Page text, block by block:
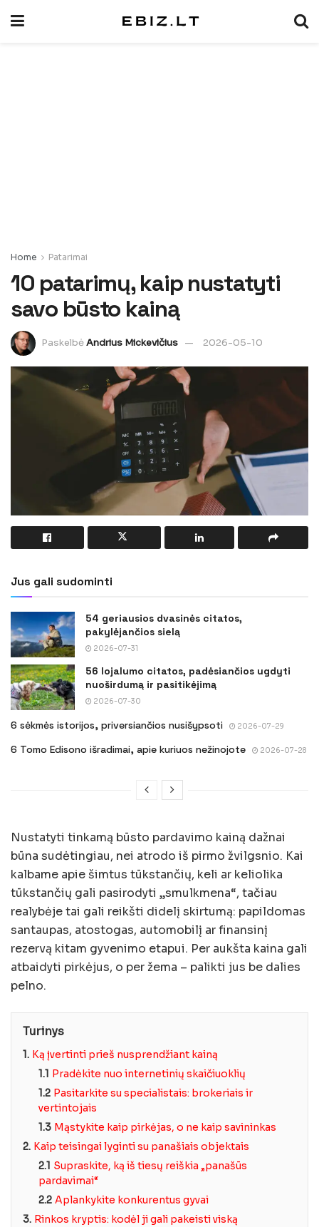
Home Patarimai
10 patarimų, kaip nustatyti
savo būsto kainą
PaskelbėAndrius Mickevičius 2026-05-10
Jus gali sudominti
54 geriausios dvasinės citatos,
pakylėjančios sielą
2026-07-31
56 lojalumo citatos, padėsiančios ugdyti
nuoširdumą ir pasitikėjimą
2026-07-30
6 sėkmės istorijos, priversiančios nusišypsoti 2026-07-29
6 Tomo Edisono išradimai, apie kuriuos nežinojote 2026-07-28
Nustatyti tinkamą būsto pardavimo kainą dažnai
būna sudėtingiau, nei atrodo iš pirmo žvilgsnio. Kai
kalbame apie šimtus tūkstančių, keli ar keliolika
tūkstančių gali pasirodyti „smulkmena“, tačiau
realybėje tai gali reikšti didelį skirtumą: papildomas
santaupas, atostogas, automobilį ar finansinį
rezervą kitam gyvenimo etapui. Per aukšta kaina gali
atbaidyti pirkėjus, o per žema – palikti jus be dalies
pelno.
Turinys
1. Ką įvertinti prieš nusprendžiant kainą
1.1 Pradėkite nuo internetinių skaičiuoklių
1.2 Pasitarkite su specialistais: brokeriais ir
vertintojais
1.3 Mąstykite kaip pirkėjas, o ne kaip savininkas
2. Kaip teisingai lyginti su panašiais objektais
2.1 Supraskite, ką iš tiesų reiškia „panašūs
pardavimai“
2.2 Aplankykite konkurentus gyvai
3. Rinkos kryptis: kodėl ji gali pakeisti viską